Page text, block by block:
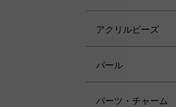
アクリルビーズ
パール
パーツ・チャーム